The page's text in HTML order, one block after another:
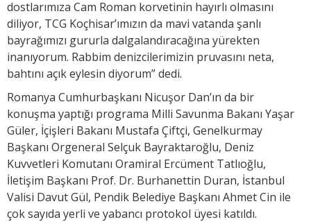
dostlarımıza Cam Roman korvetinin hayırlı olmasını
diliyor, TCG Koçhisar’ımızın da mavi vatanda şanlı
bayrağımızı gururla dalgalandıracağına yürekten
inanıyorum. Rabbim denizcilerimizin pruvasını neta,
bahtını açık eylesin diyorum” dedi.
Romanya Cumhurbaşkanı Nicuşor Dan’ın da bir
konuşma yaptığı programa Milli Savunma Bakanı Yaşar
Güler, İçişleri Bakanı Mustafa Çiftçi, Genelkurmay
Başkanı Orgeneral Selçuk Bayraktaroğlu, Deniz
Kuvvetleri Komutanı Oramiral Ercüment Tatlıoğlu,
İletişim Başkanı Prof. Dr. Burhanettin Duran, İstanbul
Valisi Davut Gül, Pendik Belediye Başkanı Ahmet Cin ile
çok sayıda yerli ve yabancı protokol üyesi katıldı.